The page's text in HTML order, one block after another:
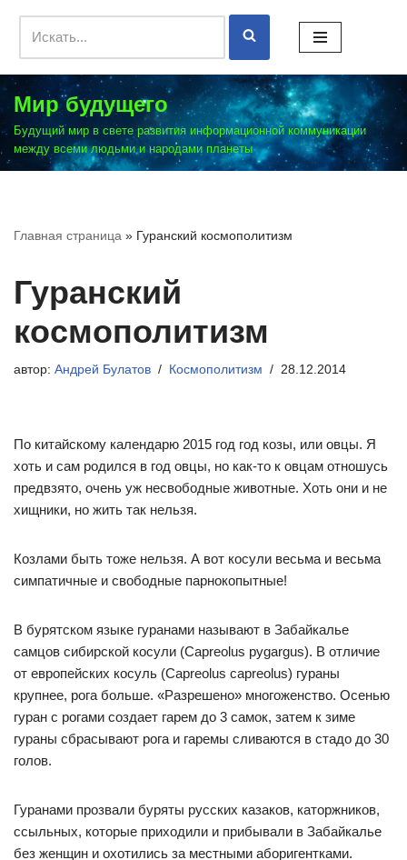
содержимому
Мир будущего
Будущий мир в свете развития информационной коммуникации
между всеми людьми и народами планеты
Главная страница » Гуранский космополитизм
Гуранский
космополитизм
автор: Андрей Булатов Космополитизм 28.12.2014
По китайскому календарю 2015 год год козы, или овцы. Я
хоть и сам родился в год овцы, но как-то к овцам отношусь
предвзято, очень уж несвободные животные. Хоть они и не
хищники, но жить так нельзя.
Козлами быть тоже нельзя. А вот косули весьма и весьма
симпатичные и свободные парнокопытные!
В бурятском языке гуранами называют в Забайкалье
самцов сибирской косули (Сapreolus pygargus). В отличие
от европейских косуль (Capreolus capreolus) гураны
крупнее, рога больше. «Разрешено» многоженство. Осенью
гуран с рогами создает гарем до 3 самок, затем к зиме
гураны сбрасывают рога и гаремы сливаются в стадо до 30
голов.
Гуранами прозвали буряты русских казаков, каторжников,
ссыльных, которые приходили и прибывали в Забайкалье
без женщин и охотились за местными аборигентками.